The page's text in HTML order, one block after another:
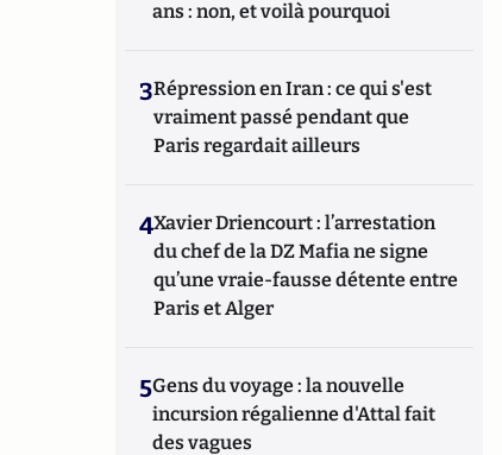
ans : non, et voilà pourquoi
3Répression en Iran : ce qui s'est
vraiment passé pendant que
Paris regardait ailleurs
4Xavier Driencourt : l’arrestation
du chef de la DZ Mafia ne signe
qu’une vraie-fausse détente entre
Paris et Alger
5Gens du voyage : la nouvelle
incursion régalienne d'Attal fait
des vagues